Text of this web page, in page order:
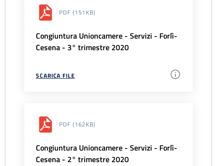
PDF (151KB)
Congiuntura Unioncamere - Servizi - Forlì-
Cesena - 3° trimestre 2020
SCARICA FILE
PDF (162KB)
Congiuntura Unioncamere - Servizi - Forlì-
Cesena - 2° trimestre 2020